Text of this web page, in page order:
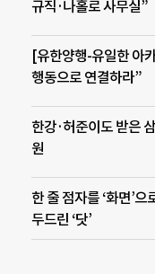
규직·나홀로 사무실”
[유한양행-유일한 아
행동으로 연결하라”
한강·허준이도 받은
원
한 줄 점자를 ‘화면’
두드린 ‘닷’